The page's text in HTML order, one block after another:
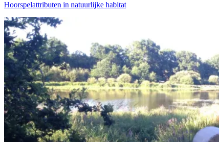
Hoorspelattributen in natuurlijke habitat